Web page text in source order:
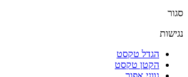
סגור
נגישות
הגדל טקסט
הקטן טקסט